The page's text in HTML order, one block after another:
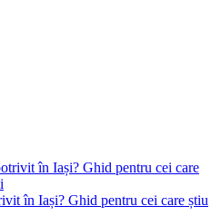
în Iași? Ghid pentru cei care știu